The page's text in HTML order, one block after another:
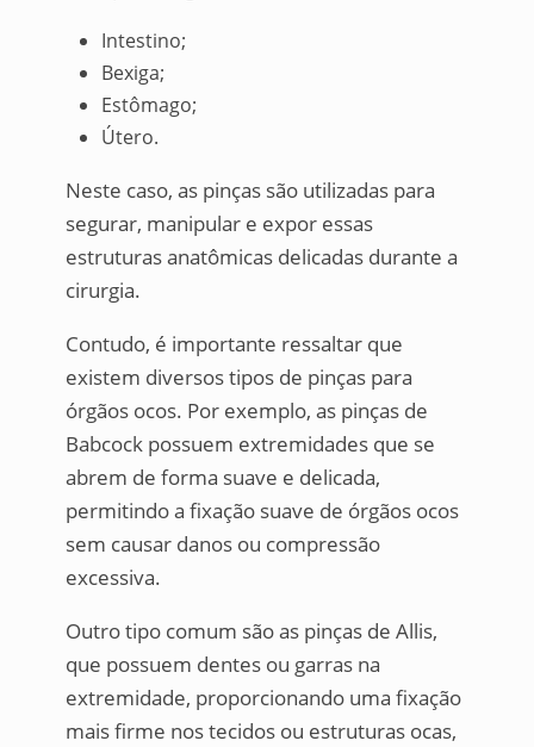
Intestino;
Bexiga;
Estômago;
Útero.
Neste caso, as pinças são utilizadas para
segurar, manipular e expor essas
estruturas anatômicas delicadas durante a
cirurgia.
Contudo, é importante ressaltar que
existem diversos tipos de pinças para
órgãos ocos. Por exemplo, as pinças de
Babcock possuem extremidades que se
abrem de forma suave e delicada,
permitindo a fixação suave de órgãos ocos
sem causar danos ou compressão
excessiva.
Outro tipo comum são as pinças de Allis,
que possuem dentes ou garras na
extremidade, proporcionando uma fixação
mais firme nos tecidos ou estruturas ocas,